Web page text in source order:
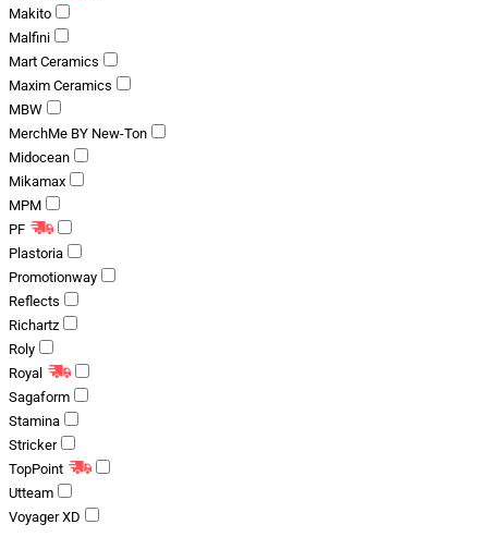
Makito
Malfini
Mart Ceramics
Maxim Ceramics
MBW
MerchMe BY New-Ton
Midocean
Mikamax
MPM
PF
Plastoria
Promotionway
Reflects
Richartz
Roly
Royal
Sagaform
Stamina
Stricker
TopPoint
Utteam
Voyager XD